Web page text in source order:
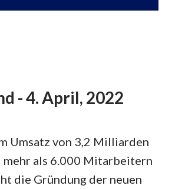
- 4. April, 2022
Umsatz von 3,2 Milliarden
mehr als 6.000 Mitarbeitern
die Gründung der neuen